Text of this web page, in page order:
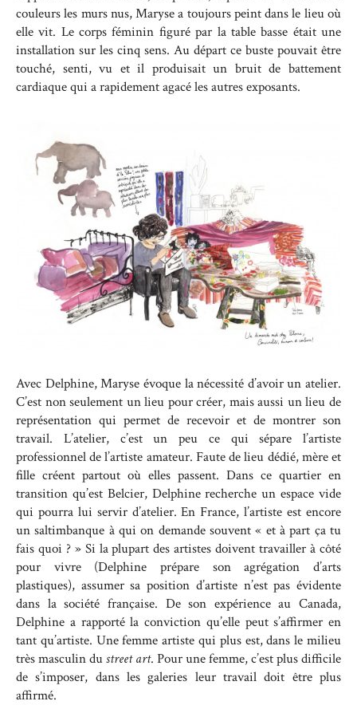
couleurs les murs nus, Maryse a toujours peint dans le lieu où
elle vit. Le corps féminin figuré par la table basse était une
installation sur les cinq sens. Au départ ce buste pouvait être
touché, senti, vu et il produisait un bruit de battement
cardiaque qui a rapidement agacé les autres exposants.
Avec Delphine, Maryse évoque la nécessité d’avoir un atelier.
C’est non seulement un lieu pour créer, mais aussi un lieu de
représentation qui permet de recevoir et de montrer son
travail. L’atelier, c’est un peu ce qui sépare l’artiste
professionnel de l’artiste amateur. Faute de lieu dédié, mère et
fille créent partout où elles passent. Dans ce quartier en
transition qu’est Belcier, Delphine recherche un espace vide
qui pourra lui servir d’atelier. En France, l’artiste est encore
un saltimbanque à qui on demande souvent « et à part ça tu
fais quoi ? » Si la plupart des artistes doivent travailler à côté
pour vivre (Delphine prépare son agrégation d’arts
plastiques), assumer sa position d’artiste n’est pas évidente
dans la société française. De son expérience au Canada,
Delphine a rapporté la conviction qu’elle peut s’affirmer en
tant qu’artiste. Une femme artiste qui plus est, dans le milieu
très masculin dustreet art. Pour une femme, c’est plus difficile
de s’imposer, dans les galeries leur travail doit être plus
affirmé.